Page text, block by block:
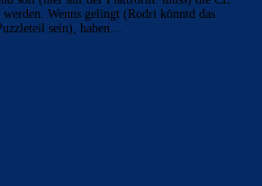
werden. Wenns gelingt (Rodri könntd das
sein), haben…